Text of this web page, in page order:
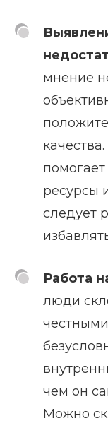
мнение
ресурсы
следует
Работа
люди
чем он
Можно